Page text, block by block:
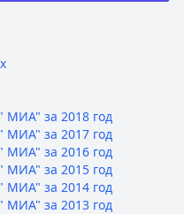
МИА" за 2018 год
МИА" за 2017 год
МИА" за 2016 год
МИА" за 2015 год
МИА" за 2014 год
МИА" за 2013 год